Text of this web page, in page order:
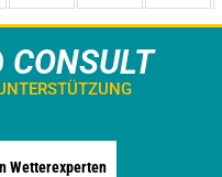
CONSULT
Wetterexperten